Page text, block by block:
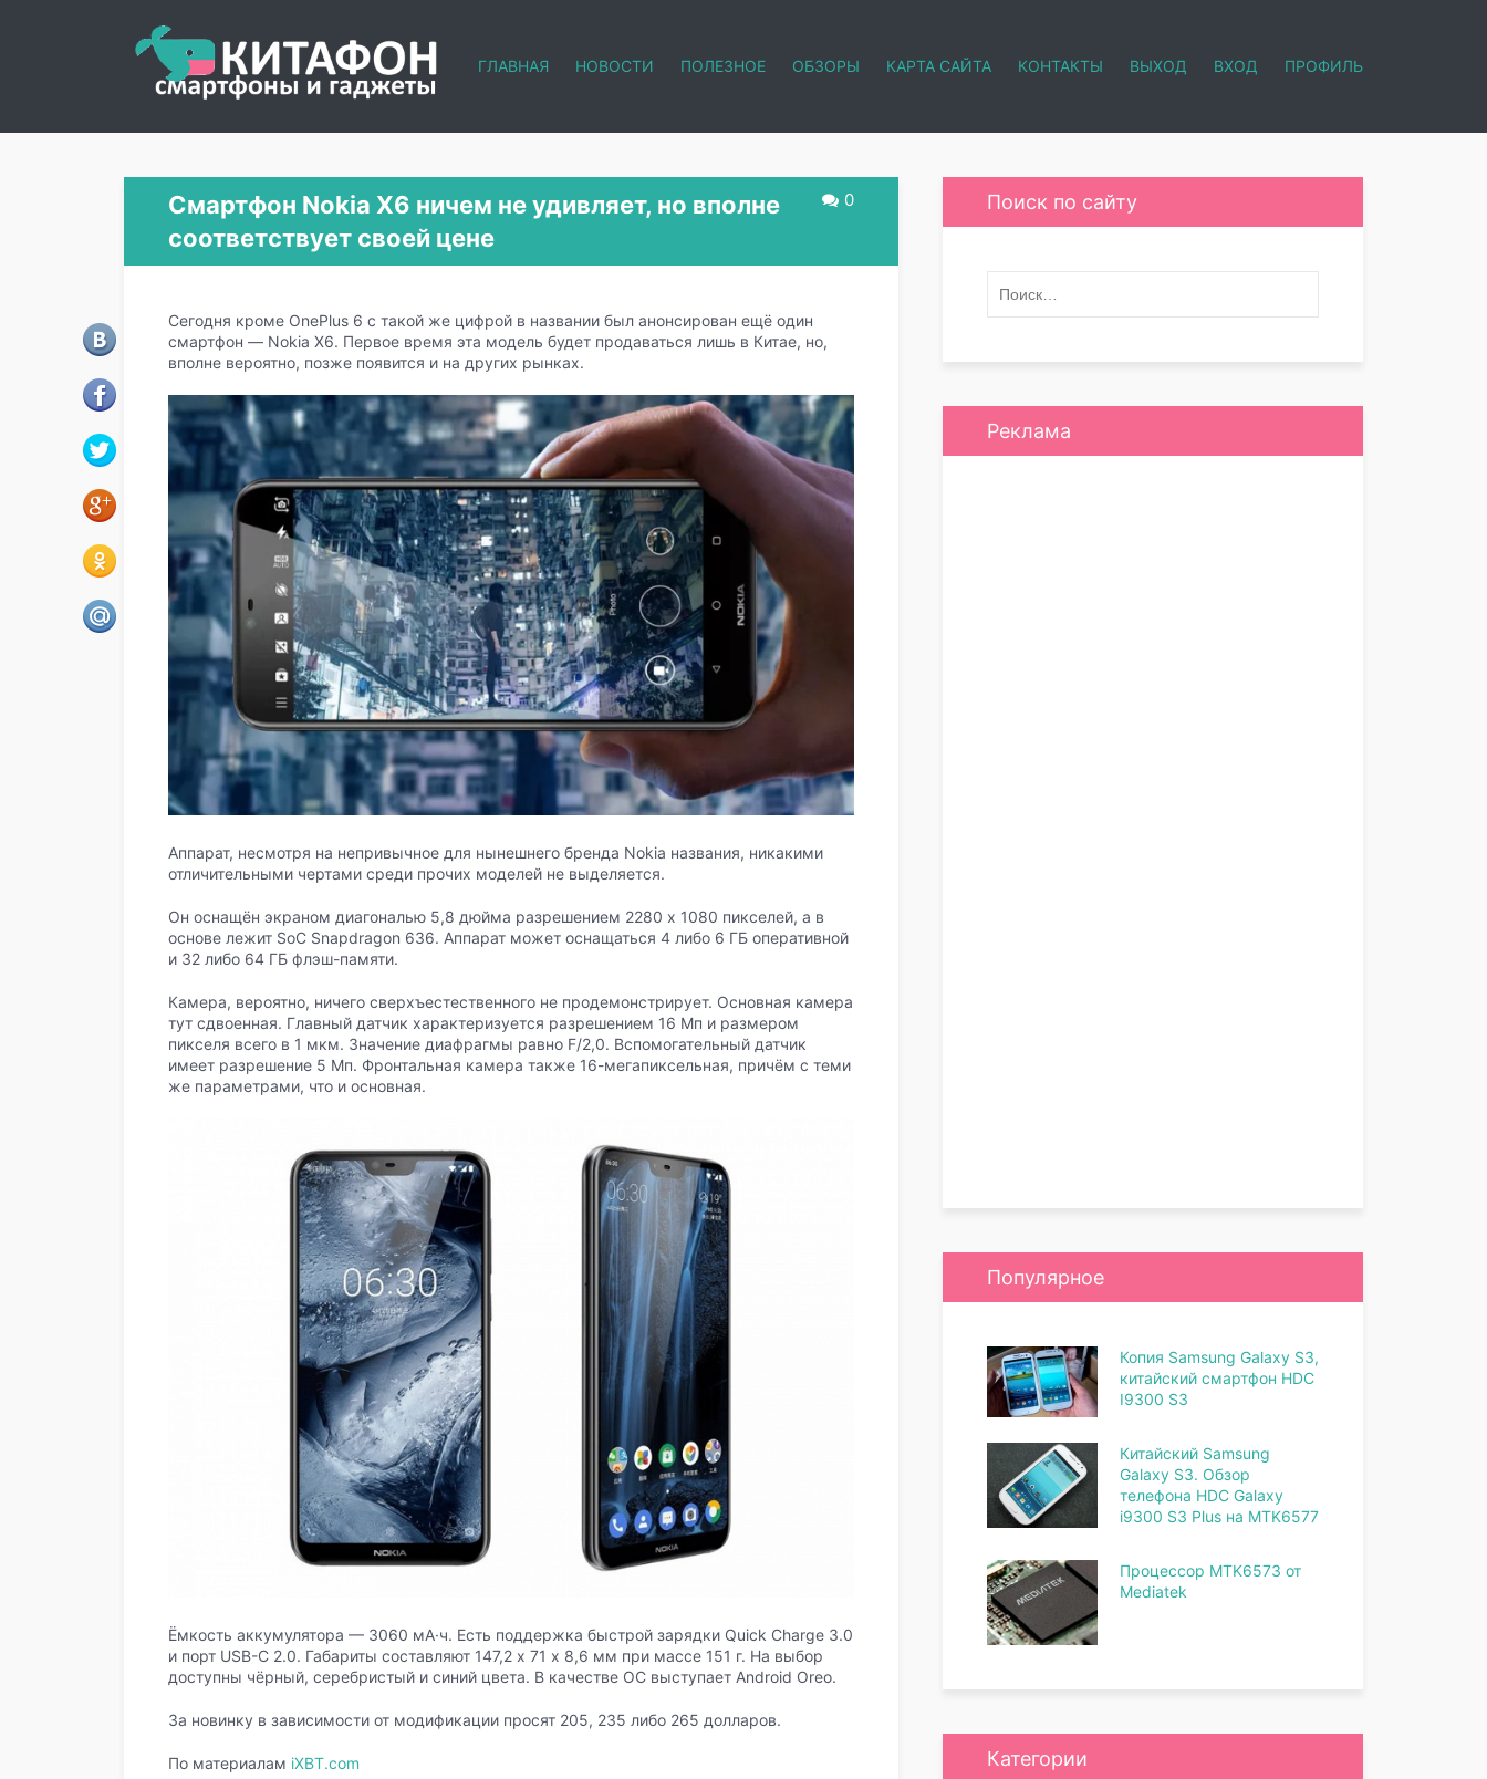
ГЛАВНАЯ НОВОСТИ ПОЛЕЗНОЕ ОБЗОРЫ КАРТА САЙТА КОНТАКТЫ ВЫХОД ВХОД ПРОФИЛЬ
0
Смартфон Nokia X6 ничем не удивляет, но вполне
соответствует своей цене
Сегодня кроме OnePlus 6 с такой же цифрой в названии был анонсирован ещё один
смартфон — Nokia X6. Первое время эта модель будет продаваться лишь в Китае, но,
вполне вероятно, позже появится и на других рынках.
Аппарат, несмотря на непривычное для нынешнего бренда Nokia названия, никакими
отличительными чертами среди прочих моделей не выделяется.
Он оснащён экраном диагональю 5,8 дюйма разрешением 2280 х 1080 пикселей, а в
основе лежит SoC Snapdragon 636. Аппарат может оснащаться 4 либо 6 ГБ оперативной
и 32 либо 64 ГБ флэш-памяти.
Камера, вероятно, ничего сверхъестественного не продемонстрирует. Основная камера
тут сдвоенная. Главный датчик характеризуется разрешением 16 Мп и размером
пикселя всего в 1 мкм. Значение диафрагмы равно F/2,0. Вспомогательный датчик
имеет разрешение 5 Мп. Фронтальная камера также 16-мегапиксельная, причём с теми
же параметрами, что и основная.
Ёмкость аккумулятора — 3060 мА·ч. Есть поддержка быстрой зарядки Quick Charge 3.0
и порт USB-C 2.0. Габариты составляют 147,2 х 71 х 8,6 мм при массе 151 г. На выбор
доступны чёрный, серебристый и синий цвета. В качестве ОС выступает Android Oreo.
За новинку в зависимости от модификации просят 205, 235 либо 265 долларов.
По материалам iXBT.com
Поиск по сайту
Реклама
Популярное
Копия Samsung Galaxy S3,
китайский смартфон HDC
I9300 S3
Китайский Samsung
Galaxy S3. Обзор
телефона HDC Galaxy
i9300 S3 Plus на MTK6577
Процессор MTK6573 от
Mediatek
Категории